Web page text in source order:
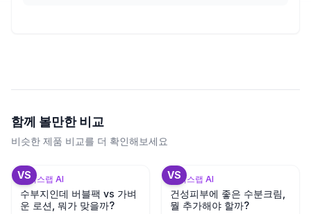
함께 볼만한 비교
비슷한 제품 비교를 더 확인해보세요
VS
뷰틱스랩 AI
수부지인데 버블팩 vs 가벼
운 로션, 뭐가 맞을까?
VS
뷰틱스랩 AI
건성피부에 좋은 수분크림,
뭘 추가해야 할까?